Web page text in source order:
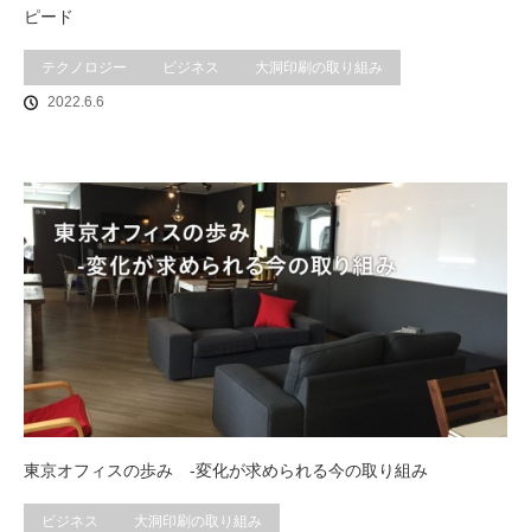
ピード
テクノロジー ビジネス 大洞印刷の取り組み
2022.6.6
東京オフィスの歩み -変化が求められる今の取り組み
ビジネス 大洞印刷の取り組み